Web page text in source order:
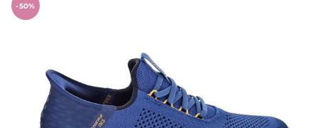
-50%